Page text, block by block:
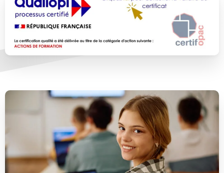
Je m’inscris à la formation
Nom* :
Adresse e-mail* :